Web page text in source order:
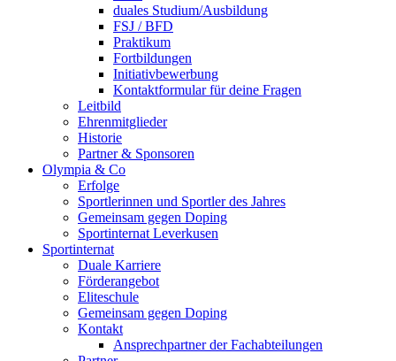
duales Studium/Ausbildung
FSJ / BFD
Praktikum
Fortbildungen
Initiativbewerbung
Kontaktformular für deine Fragen
Leitbild
Ehrenmitglieder
Historie
Partner & Sponsoren
Olympia & Co
Erfolge
Sportlerinnen und Sportler des Jahres
Gemeinsam gegen Doping
Sportinternat Leverkusen
Sportinternat
Duale Karriere
Förderangebot
Eliteschule
Gemeinsam gegen Doping
Kontakt
Ansprechpartner der Fachabteilungen